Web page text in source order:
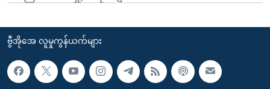
ဗွီအိုအေ လူမှုကွန်ယက်များ